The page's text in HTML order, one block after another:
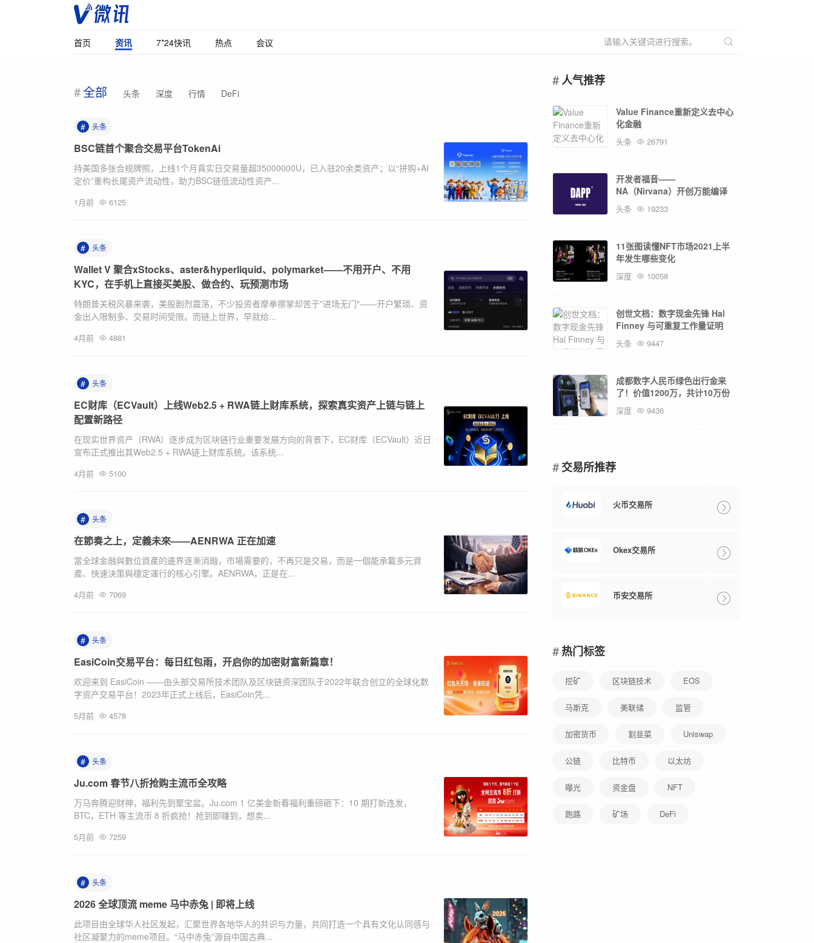
首页 资讯 7*24快讯 热点 会议
全部 头条 深度 行情 DeFi
# 头条
BSC链首个聚合交易平台TokenAi
持美国多张合规牌照，上线1个月真实日交易量超35000000U，已入驻20余类资产；以“拼购+AI
定价”重构长尾资产流动性，助力BSC链低流动性资产...
1月前 6125
# 头条
Wallet V 聚合xStocks、aster&hyperliquid、polymarket——不用开户、不用
KYC，在手机上直接买美股、做合约、玩预测市场
特朗普关税风暴来袭，美股剧烈震荡，不少投资者摩拳擦掌却苦于"进场无门"——开户繁琐、资
金出入限制多、交易时间受限。而链上世界，早就给...
4月前 4881
# 头条
EC财库（ECVault）上线Web2.5 + RWA链上财库系统，探索真实资产上链与链上
配置新路径
在现实世界资产（RWA）逐步成为区块链行业重要发展方向的背景下，EC财库（ECVault）近日
宣布正式推出其Web2.5 + RWA链上财库系统。该系统...
4月前 5100
# 头条
在節奏之上，定義未來——AENRWA 正在加速
當全球金融與數位資產的邊界逐漸消融，市場需要的，不再只是交易，而是一個能承載多元資
產、快速決策與穩定運行的核心引擎。AENRWA，正是在...
4月前 7069
# 头条
EasiCoin交易平台：每日红包雨，开启你的加密财富新篇章！
欢迎来到 EasiCoin ——由头部交易所技术团队及区块链资深团队于2022年联合创立的全球化数
字资产交易平台！2023年正式上线后，EasiCoin凭...
5月前 4578
# 头条
Ju.com 春节八折抢购主流币全攻略
万马奔腾迎财神，福利先到聚宝盆。Ju.com 1 亿美金新春福利重磅砸下：10 期打新连发，
BTC，ETH 等主流币 8 折疯抢！抢到即赚到，想卖...
5月前 7259
# 头条
2026 全球顶流 meme 马中赤兔 | 即将上线
此项目由全球华人社区发起，汇聚世界各地华人的共识与力量，共同打造一个具有文化认同感与
社区凝聚力的meme项目。“马中赤兔”源自中国古典...
人气推荐
Value Finance重新定义去中心
化金融
头条 26791
开发者福音——
NA（Nirvana）开创万能编译
模型概念先河
头条 19233
11张图读懂NFT市场2021上半
年发生哪些变化
深度 10058
创世文档：数字现金先锋 Hal
Finney 与可重复工作量证明
RPOW
头条 9447
成都数字人民币绿色出行金来
了！价值1200万，共计10万份
深度 9436
交易所推荐
火币交易所
Okex交易所
币安交易所
热门标签
挖矿 区块链技术 EOS
马斯克 美联储 监管
加密货币 割韭菜 Uniswap
公链 比特币 以太坊
曝光 资金盘 NFT
跑路 矿场 DeFi